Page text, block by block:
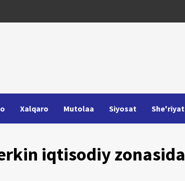
Xalqaro Mutolaa Siyosat She'riyat
iqtisodiy zonasida